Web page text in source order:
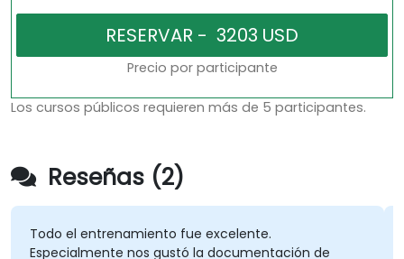
Precio por participante
Los cursos públicos requieren más de 5 participantes.
Reseñas (2)
Todo el entrenamiento fue excelente.
Especialmente nos gustó la documentación de